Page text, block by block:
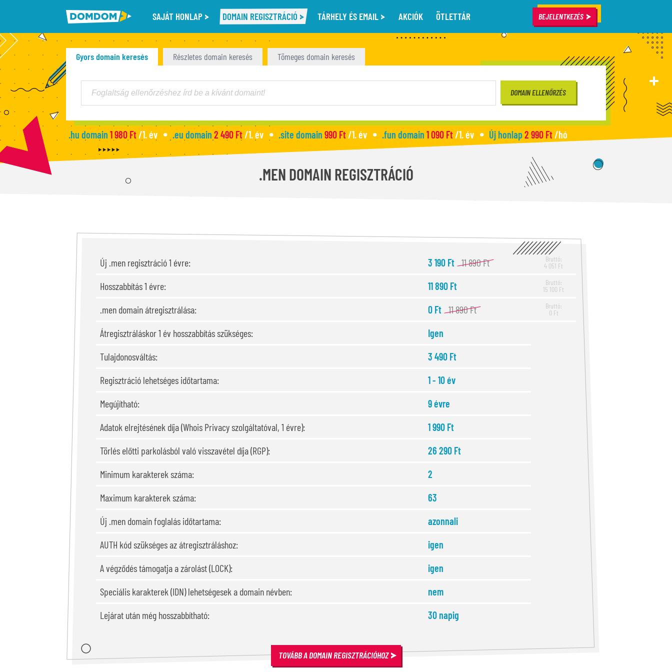
SAJÁT HONLAP DOMAIN REGISZTRÁCIÓ TÁRHELY ÉS EMAIL AKCIÓK ÖTLETTÁR BEJELENTKEZÉS
Gyors domain keresés Részletes domain keresés Tömeges domain keresés
.hu domain 1 980 Ft/1. év .eu domain 2 490 Ft/1. év .site domain 990 Ft/1. év .fun domain 1 090 Ft/1. év Új honlap 2 990 Ft/hó
.MEN DOMAIN REGISZTRÁCIÓ
Új .men regisztráció 1 évre: 3 190 Ft 11 890 Ft
Bruttó:
4 051 Ft
Hosszabbítás 1 évre: 11 890 Ft
Bruttó:
15 100 Ft
.men domain átregisztrálása: 0 Ft 11 890 Ft
Bruttó:
0 Ft
Átregisztráláskor 1 év hosszabbítás szükséges:
Igen
Tulajdonosváltás:
3 490 Ft
Regisztráció lehetséges időtartama:
1 - 10 év
Megújítható:
9 évre
Adatok elrejtésének díja (Whois Privacy szolgáltatóval, 1 évre):
1 990 Ft
Törlés előtti parkolásból való visszavétel díja (RGP):
26 290 Ft
Minimum karakterek száma:
2
Maximum karakterek száma:
63
Új .men domain foglalás időtartama:
azonnali
AUTH kód szükséges az átregisztráláshoz:
igen
A végződés támogatja a zárolást (LOCK):
igen
Speciális karakterek (IDN) lehetségesek a domain névben:
nem
Lejárat után még hosszabbítható:
30 napig
TOVÁBB A DOMAIN REGISZTRÁCIÓHOZ